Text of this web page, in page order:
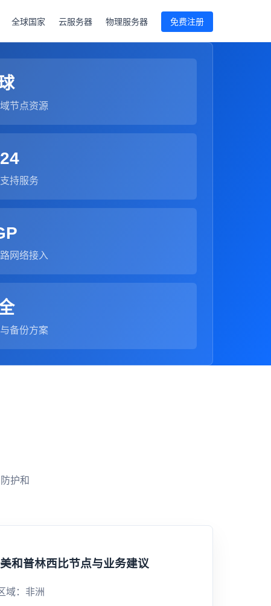
全球国家 云服务器 物理服务器 免费注册
节点资源
持服务
网络接入
备份方案
护和
和普林西比节点与业务建议
域：非洲